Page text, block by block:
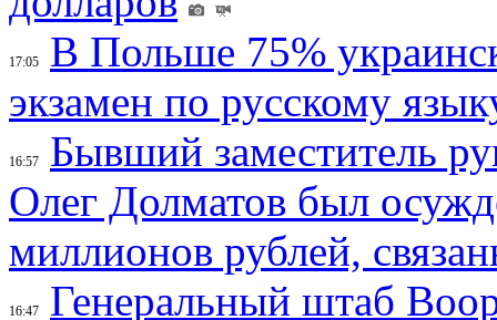
17:05
В Польше 75%
экзамен по русскому
16:57
Бывший заместитель
Олег Долматов был
миллионов рублей,
16:47
Генеральный штаб